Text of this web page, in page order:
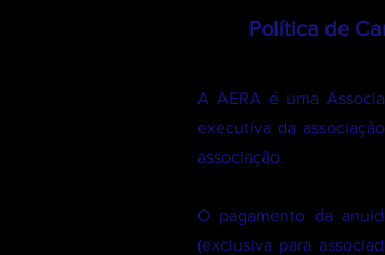
Política de
A AERA é uma
executiva da
associação.
O pagamento da
(exclusiva para